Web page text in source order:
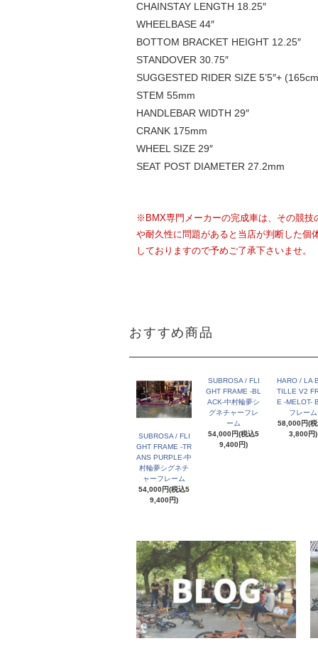
CHAINSTAY LENGTH 18.25″
WHEELBASE 44″
BOTTOM BRACKET HEIGHT 12.25″
STANDOVER 30.75″
SUGGESTED RIDER SIZE 5’5″+
STEM 55mm
HANDLEBAR WIDTH 29″
CRANK 175mm
WHEEL SIZE 29″
SEAT POST DIAMETER 27.2mm
※BMX専門メーカーの完成車は、その競技
や耐久性に問題があると当店が判断した個
しておりますので予めご了承下さいませ。
おすすめ商品
SUBROSA / FLI
GHT FRAME -TR
ANS PURPLE-中
村輪夢シグネチ
ャーフレーム
54,000円(税込5
9,400円)
SUBROSA / FLI
GHT FRAME -BL
ACK-中村輪夢シ
グネチャーフレ
ーム
54,000円(税込5
9,400円)
HARO / LA
TILLE V2
E -MELOT-
フレーム
58,000円(
3,800円)